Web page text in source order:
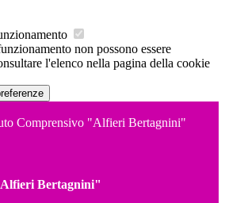
non possono essere
l'elenco nella pagina della cookie
Comprensivo "Alfieri Bertagnini"
Bertagnini"